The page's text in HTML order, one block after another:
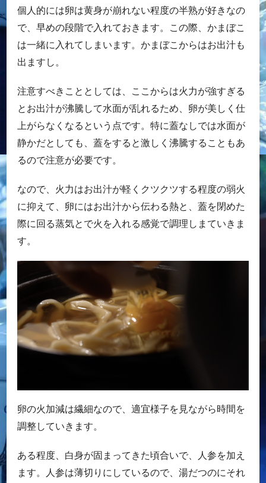
個人的には卵は黄身が崩れない程度の半熟が好きなの
で、早めの段階で入れておきます。この際、かまぼこ
は一緒に入れてしまいます。かまぼこからはお出汁も
出ますし。
注意すべきこととしては、ここからは火力が強すぎる
とお出汁が沸騰して水面が乱れるため、卵が美しく仕
上がらなくなるという点です。特に蓋なしでは水面が
静かだとしても、蓋をすると激しく沸騰することもあ
るので注意が必要です。
なので、火力はお出汁が軽くクツクツする程度の弱火
に抑えて、卵にはお出汁から伝わる熱と、蓋を閉めた
際に回る蒸気とで火を入れる感覚で調理しまていきま
す。
卵の火加減は繊細なので、適宜様子を見ながら時間を
調整していきます。
ある程度、白身が固まってきた頃合いで、人参を加え
ます。人参は薄切りにしているので、湯だつのにそれ